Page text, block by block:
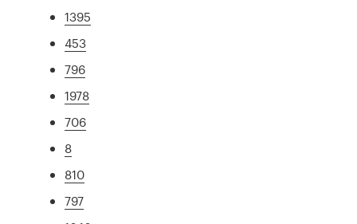
1395
453
796
1978
706
8
810
797